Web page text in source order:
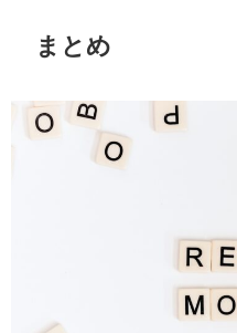
まとめ